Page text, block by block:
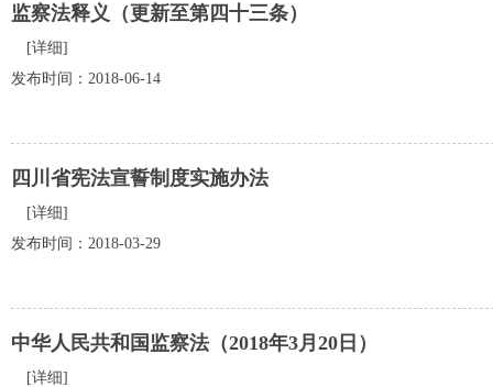
监察法释义（更新至第四十三条）
[详细]
发布时间：2018-06-14
四川省宪法宣誓制度实施办法
[详细]
发布时间：2018-03-29
中华人民共和国监察法（2018年3月20日）
[详细]